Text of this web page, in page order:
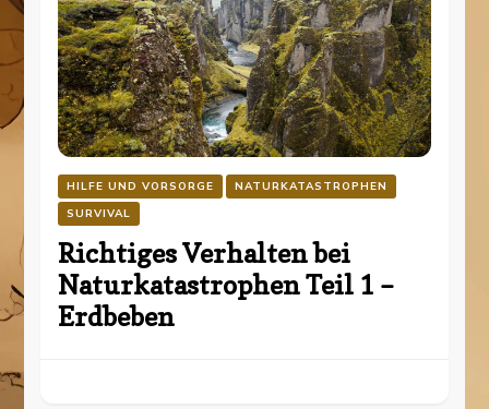
HILFE UND VORSORGE
NATURKATASTROPHEN
SURVIVAL
Richtiges Verhalten bei
Naturkatastrophen Teil 1 –
Erdbeben